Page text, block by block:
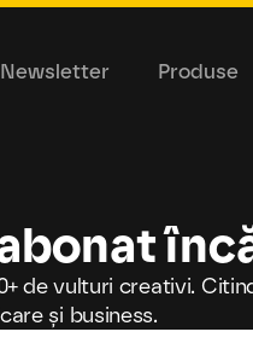
Newsletter Produse
de vulturi creativi.
și business.